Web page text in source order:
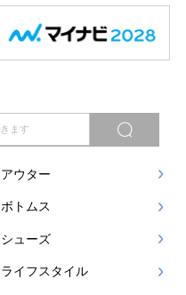
アウター
ボトムス
シューズ
ライフスタイル